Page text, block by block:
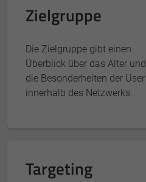
Zielgruppe
Die Zielgruppe gibt einen
Überblick über das Alter und
die Besonderheiten der User
innerhalb des Netzwerks.
Targeting